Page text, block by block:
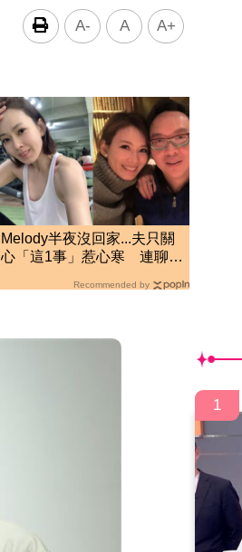
A- A A+
Melody半夜沒回家...夫只關
心「這1事」惹心寒 連聊天
Recommended by
1